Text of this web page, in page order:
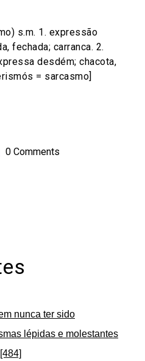
s.m. 1. expressão
fechada; carranca. 2.
desdém; chacota,
= sarcasmo]
0 Comments
nunca ter sido
lépidas e molestantes